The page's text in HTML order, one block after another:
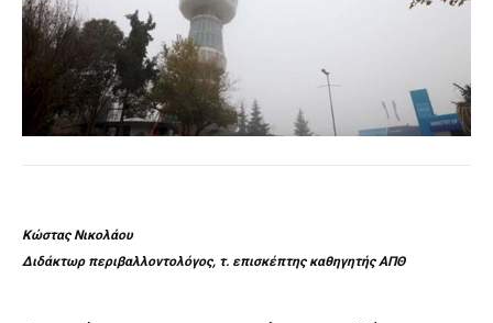
Κώστας Νικολάου
Διδάκτωρ περιβαλλοντολόγος, τ. επισκέπτης καθηγητής ΑΠΘ